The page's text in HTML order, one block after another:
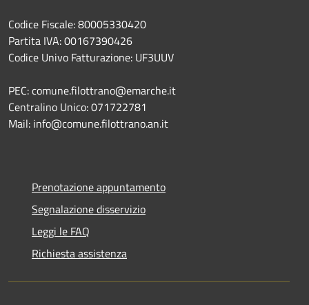
Codice Fiscale: 80005330420
Partita IVA: 00167390426
Codice Univo Fatturazione: UF3UUV
PEC: comune.filottrano@emarche.it
Centralino Unico: 071722781
Mail: info@comune.filottrano.an.it
Prenotazione appuntamento
Segnalazione disservizio
Leggi le FAQ
Richiesta assistenza